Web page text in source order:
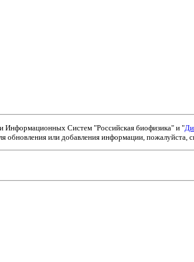
Информационных Систем "Российская биофизика" и "
или добавления информации, пожалуйста,